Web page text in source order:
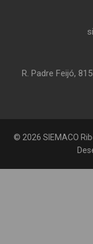
R. Padre Feijó,
© 2026 SIEMACO